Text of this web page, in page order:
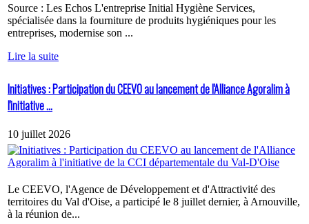
Source : Les Echos L'entreprise Initial Hygiène Services,
spécialisée dans la fourniture de produits hygiéniques pour les
entreprises, modernise son ...
Lire la suite
Initiatives : Participation du CEEVO au lancement de l'Alliance Agoralim à
l'initiative ...
10 juillet 2026
Le CEEVO, l'Agence de Développement et d'Attractivité des
territoires du Val d'Oise, a participé le 8 juillet dernier, à Arnouville,
à la réunion de...